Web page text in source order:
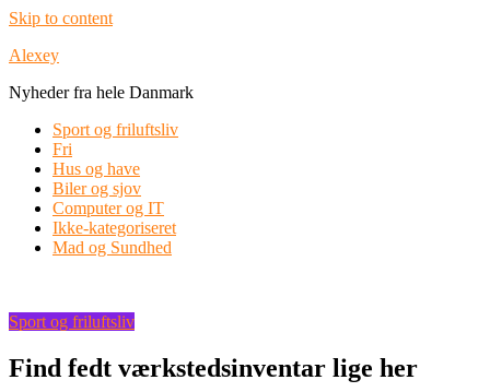
Skip to content
Alexey
Nyheder fra hele Danmark
Sport og friluftsliv
Fri
Hus og have
Biler og sjov
Computer og IT
Ikke-kategoriseret
Mad og Sundhed
Sport og friluftsliv
Find fedt værkstedsinventar lige her